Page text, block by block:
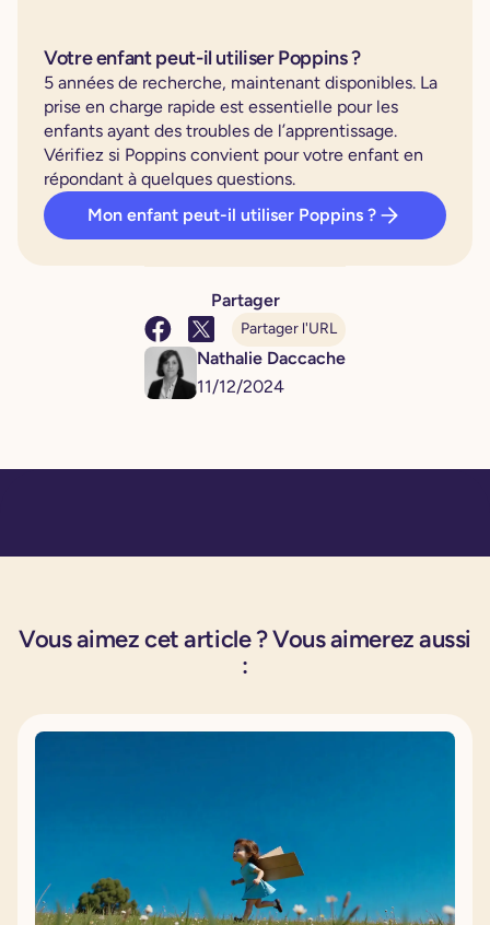
Partager
Partager l'URL
Nathalie Daccache
11/12/2024
Votre enfant peut-il utiliser Poppins ?
5 années de recherche, maintenant disponibles. La
prise en charge rapide est essentielle pour les
enfants ayant des troubles de l’apprentissage.
Vérifiez si Poppins convient pour votre enfant en
répondant à quelques questions.
Mon enfant peut-il utiliser Poppins ?
Vous aimez cet article ? Vous aimerez aussi
: